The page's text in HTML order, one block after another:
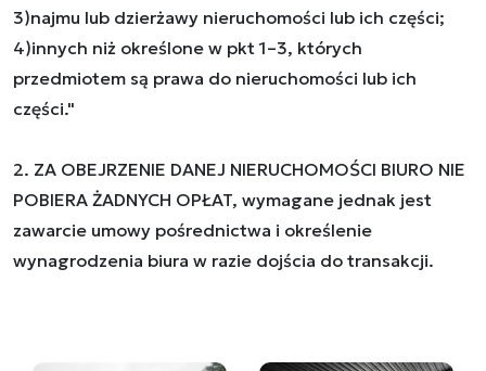
3)najmu lub dzierżawy nieruchomości lub ich części;
4)innych niż określone w pkt 1–3, których
przedmiotem są prawa do nieruchomości lub ich
części."
2. ZA OBEJRZENIE DANEJ NIERUCHOMOŚCI BIURO NIE
POBIERA ŻADNYCH OPŁAT, wymagane jednak jest
zawarcie umowy pośrednictwa i określenie
wynagrodzenia biura w razie dojścia do transakcji.